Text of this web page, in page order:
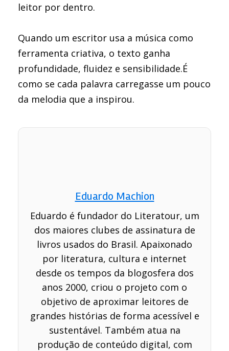
leitor por dentro.
Quando um escritor usa a música como
ferramenta criativa, o texto ganha
profundidade, fluidez e sensibilidade.É
como se cada palavra carregasse um pouco
da melodia que a inspirou.
Eduardo Machion
Eduardo é fundador do Literatour, um
dos maiores clubes de assinatura de
livros usados do Brasil. Apaixonado
por literatura, cultura e internet
desde os tempos da blogosfera dos
anos 2000, criou o projeto com o
objetivo de aproximar leitores de
grandes histórias de forma acessível e
sustentável. Também atua na
produção de conteúdo digital, com